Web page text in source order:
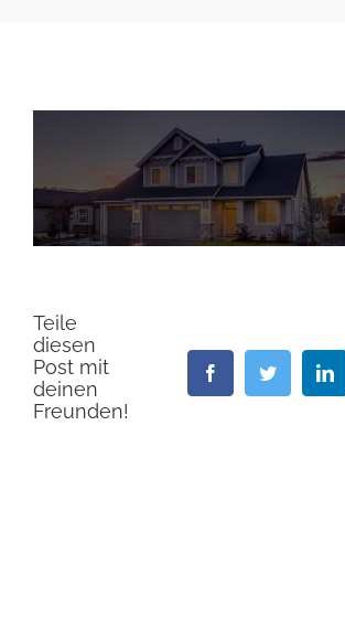
Teile
diesen
Post mit
deinen
Freunden!
FacebookTwitter